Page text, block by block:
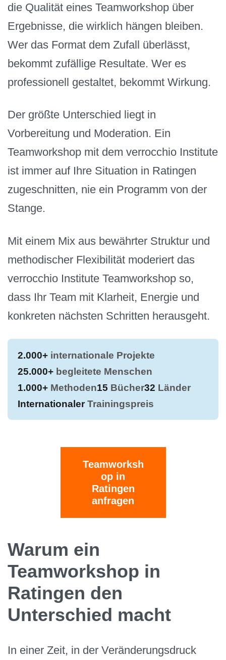
die Qualität eines Teamworkshop über
Ergebnisse, die wirklich hängen bleiben.
Wer das Format dem Zufall überlässt,
bekommt zufällige Resultate. Wer es
professionell gestaltet, bekommt Wirkung.
Der größte Unterschied liegt in
Vorbereitung und Moderation. Ein
Teamworkshop mit dem verrocchio Institute
ist immer auf Ihre Situation in Ratingen
zugeschnitten, nie ein Programm von der
Stange.
Mit einem Mix aus bewährter Struktur und
methodischer Flexibilität moderiert das
verrocchio Institute Teamworkshop so,
dass Ihr Team mit Klarheit, Energie und
konkreten nächsten Schritten herausgeht.
2.000+ internationale Projekte
25.000+ begleitete Menschen
1.000+ Methoden15 Bücher32 Länder
InternationalerTrainingspreis
Teamworksh
op in
Ratingen
anfragen
Warum ein
Teamworkshop in
Ratingen den
Unterschied macht
In einer Zeit, in der Veränderungsdruck